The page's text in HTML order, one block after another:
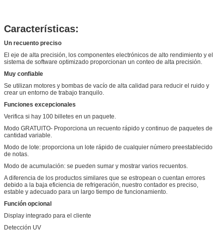
Características:
Un recuento preciso
El eje de alta precisión, los componentes electrónicos de alto rendimiento y el
sistema de software optimizado proporcionan un conteo de alta precisión.
Muy confiable
Se utilizan motores y bombas de vacío de alta calidad para reducir el ruido y
crear un entorno de trabajo tranquilo.
Funciones excepcionales
Verifica si hay 100 billetes en un paquete.
Modo GRATUITO- Proporciona un recuento rápido y continuo de paquetes de
cantidad variable.
Modo de lote: proporciona un lote rápido de cualquier número preestablecido
de notas.
Modo de acumulación: se pueden sumar y mostrar varios recuentos.
A diferencia de los productos similares que se estropean o cuentan errores
debido a la baja eficiencia de refrigeración, nuestro contador es preciso,
estable y adecuado para un largo tiempo de funcionamiento.
Función opcional
Display integrado para el cliente
Detección UV